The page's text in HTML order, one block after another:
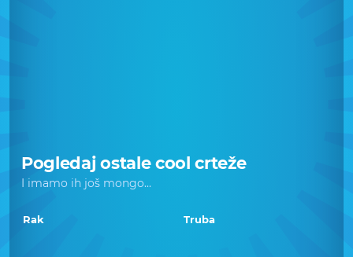
Pogledaj ostale cool crteže
I imamo ih još mongo...
Rak Truba